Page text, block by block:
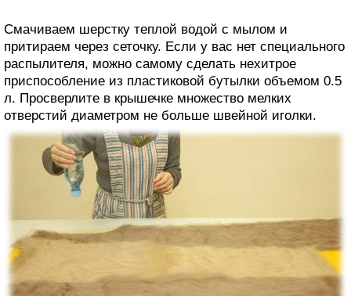
Смачиваем шерстку теплой водой с мылом и
притираем через сеточку. Если у вас нет специального
распылителя, можно самому сделать нехитрое
приспособление из пластиковой бутылки объемом 0.5
л. Просверлите в крышечке множество мелких
отверстий диаметром не больше швейной иголки.